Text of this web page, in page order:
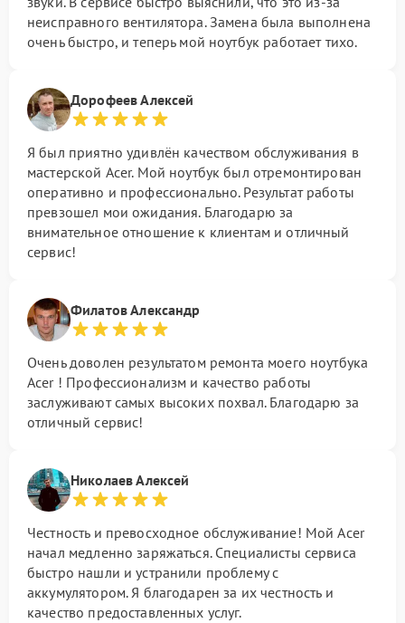
неисправного вентилятора. Замена была выполнена
очень быстро, и теперь мой ноутбук работает тихо.
Дорофеев Алексей
Я был приятно удивлён качеством обслуживания в
мастерской Acer. Мой ноутбук был отремонтирован
оперативно и профессионально. Результат работы
превзошел мои ожидания. Благодарю за
внимательное отношение к клиентам и отличный
сервис!
Филатов Александр
Очень доволен результатом ремонта моего ноутбука
Acer ! Профессионализм и качество работы
заслуживают самых высоких похвал. Благодарю за
отличный сервис!
Николаев Алексей
Честность и превосходное обслуживание! Мой Acer
начал медленно заряжаться. Специалисты сервиса
быстро нашли и устранили проблему с
аккумулятором. Я благодарен за их честность и
качество предоставленных услуг.